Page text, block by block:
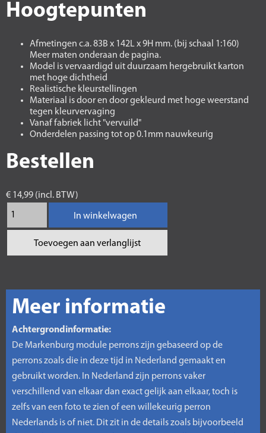
Hoogtepunten
Afmetingen c.a. 83B x 142L x 9H mm. (bij schaal 1:160)
Meer maten onderaan de pagina.
Model is vervaardigd uit duurzaam hergebruikt karton
met hoge dichtheid
Realistische kleurstellingen
Materiaal is door en door gekleurd met hoge weerstand
tegen kleurvervaging
Vanaf fabriek licht "vervuild"
Onderdelen passing tot op 0.1mm nauwkeurig
Bestellen
€ 14,99 (incl. BTW)
In winkelwagen
Toevoegen aan verlanglijst
Meer informatie
Achtergrondinformatie:
De Markenburg module perrons zijn gebaseerd op de
perrons zoals die in deze tijd in Nederland gemaakt en
gebruikt worden. In Nederland zijn perrons vaker
verschillend van elkaar dan exact gelijk aan elkaar, toch is
zelfs van een foto te zien of een willekeurig perron
Nederlands is of niet. Dit zit in de details zoals bijvoorbeeld